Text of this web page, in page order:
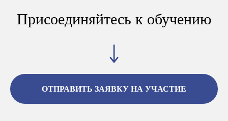
Присоединяйтесь к обучению
ОТПРАВИТЬ ЗАЯВКУ НА УЧАСТИЕ